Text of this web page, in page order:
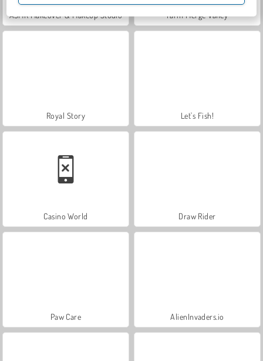
ASMR Makeover & Makeup Studio Farm Merge Valley
Royal Story Let's Fish!
Casino World Draw Rider
Paw Care AlienInvaders.io